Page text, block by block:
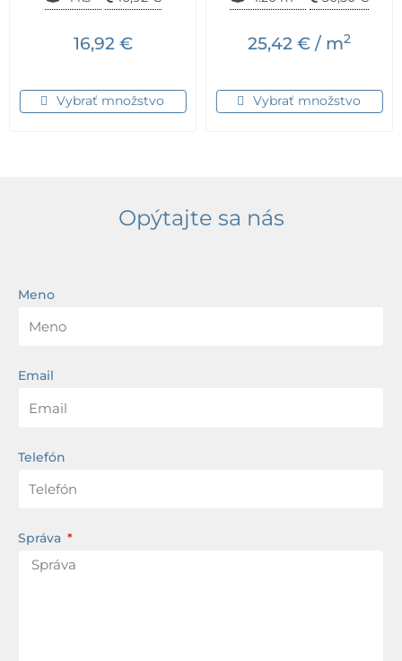
16,92 €
Vybrať množstvo
25,42 € / m2
Vybrať množstvo
Opýtajte sa nás
Meno
Email
Telefón
Správa